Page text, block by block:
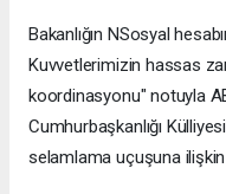
Bakanlığın NSosyal
Kuvvetlerimizin hassas
koordinasyonu" notuyla
Cumhurbaşkanlığı
selamlama uçuşuna